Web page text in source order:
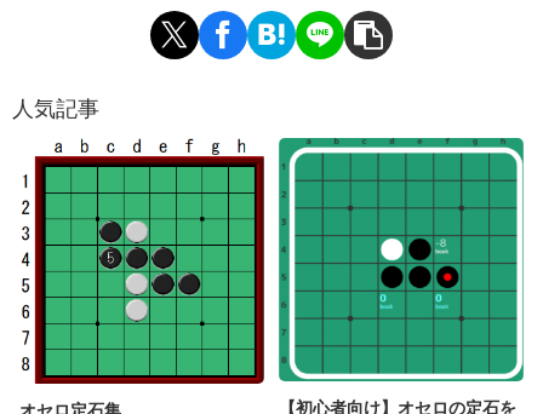
人気記事
オセロ定石集
【初心者向け】オセロの定石を